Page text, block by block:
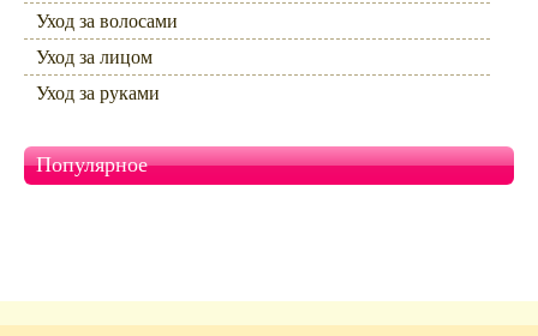
Уход за волосами
Уход за лицом
Уход за руками
Популярное